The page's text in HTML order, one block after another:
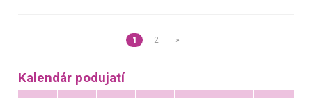
1 2 »
Kalendár podujatí